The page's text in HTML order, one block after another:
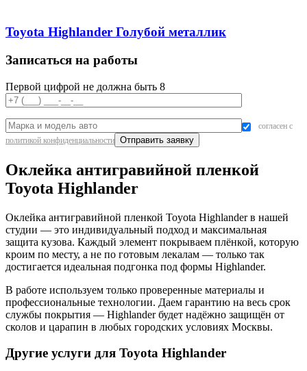
Toyota Highlander Голубой металлик
Записаться на работы
Первой цифрой не должна быть 8
согласен с
политикой конфиденциальности
Оклейка антигравийной пленкой
Toyota Highlander
Оклейка антигравийной пленкой Toyota Highlander в нашей
студии — это индивидуальный подход и максимальная
защита кузова. Каждый элемент покрываем плёнкой, которую
кроим по месту, а не по готовым лекалам — только так
достигается идеальная подгонка под формы Highlander.
В работе используем только проверенные материалы и
профессиональные технологии. Даем гарантию на весь срок
службы покрытия — Highlander будет надёжно защищён от
сколов и царапин в любых городских условиях Москвы.
Другие услуги для Toyota Highlander